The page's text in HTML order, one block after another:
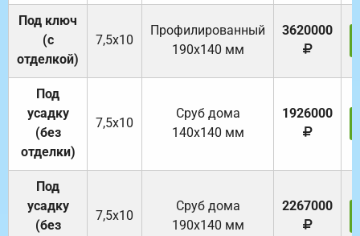
Под ключ
(с
отделкой)
7,5х10
Профилированный
190х140 мм
3620000
Под
усадку
(без
отделки)
7,5х10
Cруб дома
140х140 мм
1926000
Под
усадку
(без
7,5х10
Cруб дома
190х140 мм
2267000